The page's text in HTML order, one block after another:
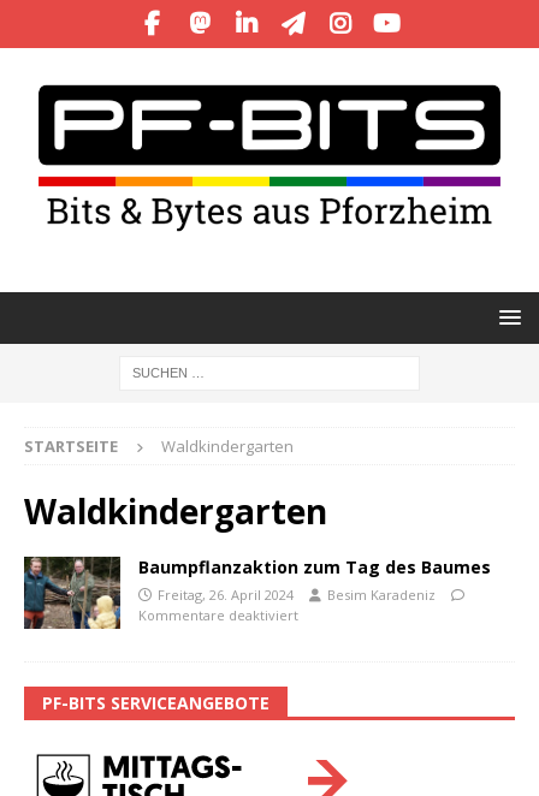
STARTSEITE Waldkindergarten
Waldkindergarten
Baumpflanzaktion zum Tag des Baumes
Freitag, 26. April 2024
Besim Karadeniz
Kommentare deaktiviert
PF-BITS SERVICEANGEBOTE